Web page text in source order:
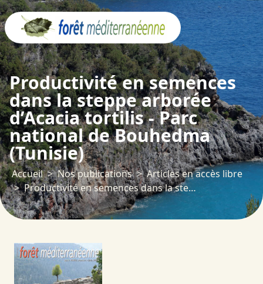
Productivité en semences
dans la steppe arborée
d’Acacia tortilis - Parc
national de Bouhedma
(Tunisie)
Accueil Nos publications
Articles en accès libre
Productivité en semences dans la steppe arborée d’Acacia tortilis - Parc national de Bouhedma (Tunisie)
Panneau de gestion des cookies